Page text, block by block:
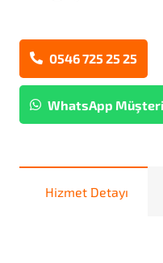
0546 725 25 25
WhatsApp
Hizmet Detayı